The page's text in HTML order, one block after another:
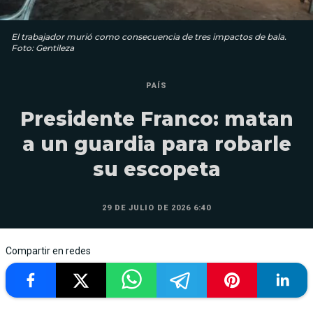
El trabajador murió como consecuencia de tres impactos de bala.
Foto: Gentileza
PAÍS
Presidente Franco: matan
a un guardia para robarle
su escopeta
29 DE JULIO DE 2026 6:40
Compartir en redes